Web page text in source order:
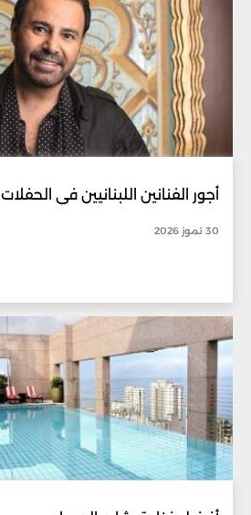
أجور الفنانين اللبنانيين في الحفلات
30 تموز 2026